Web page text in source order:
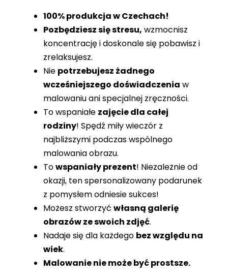
100% produkcja w Czechach!
Pozbędziesz się stresu, wzmocnisz
koncentrację i doskonale się pobawisz i
zrelaksujesz.
Nie potrzebujesz żadnego
wcześniejszego doświadczenia w
malowaniu ani specjalnej zręczności.
To wspaniałe zajęcie dla całej
rodziny! Spędź miły wieczór z
najbliższymi podczas wspólnego
malowania obrazu.
Towspaniały prezent! Niezależnie od
okazji, ten spersonalizowany podarunek
z pomysłem odniesie sukces!
Możesz stworzyć własną galerię
obrazów ze swoich zdjęć.
Nadaje się dla każdego bez względu na
wiek.
Malowanie nie może być prostsze.